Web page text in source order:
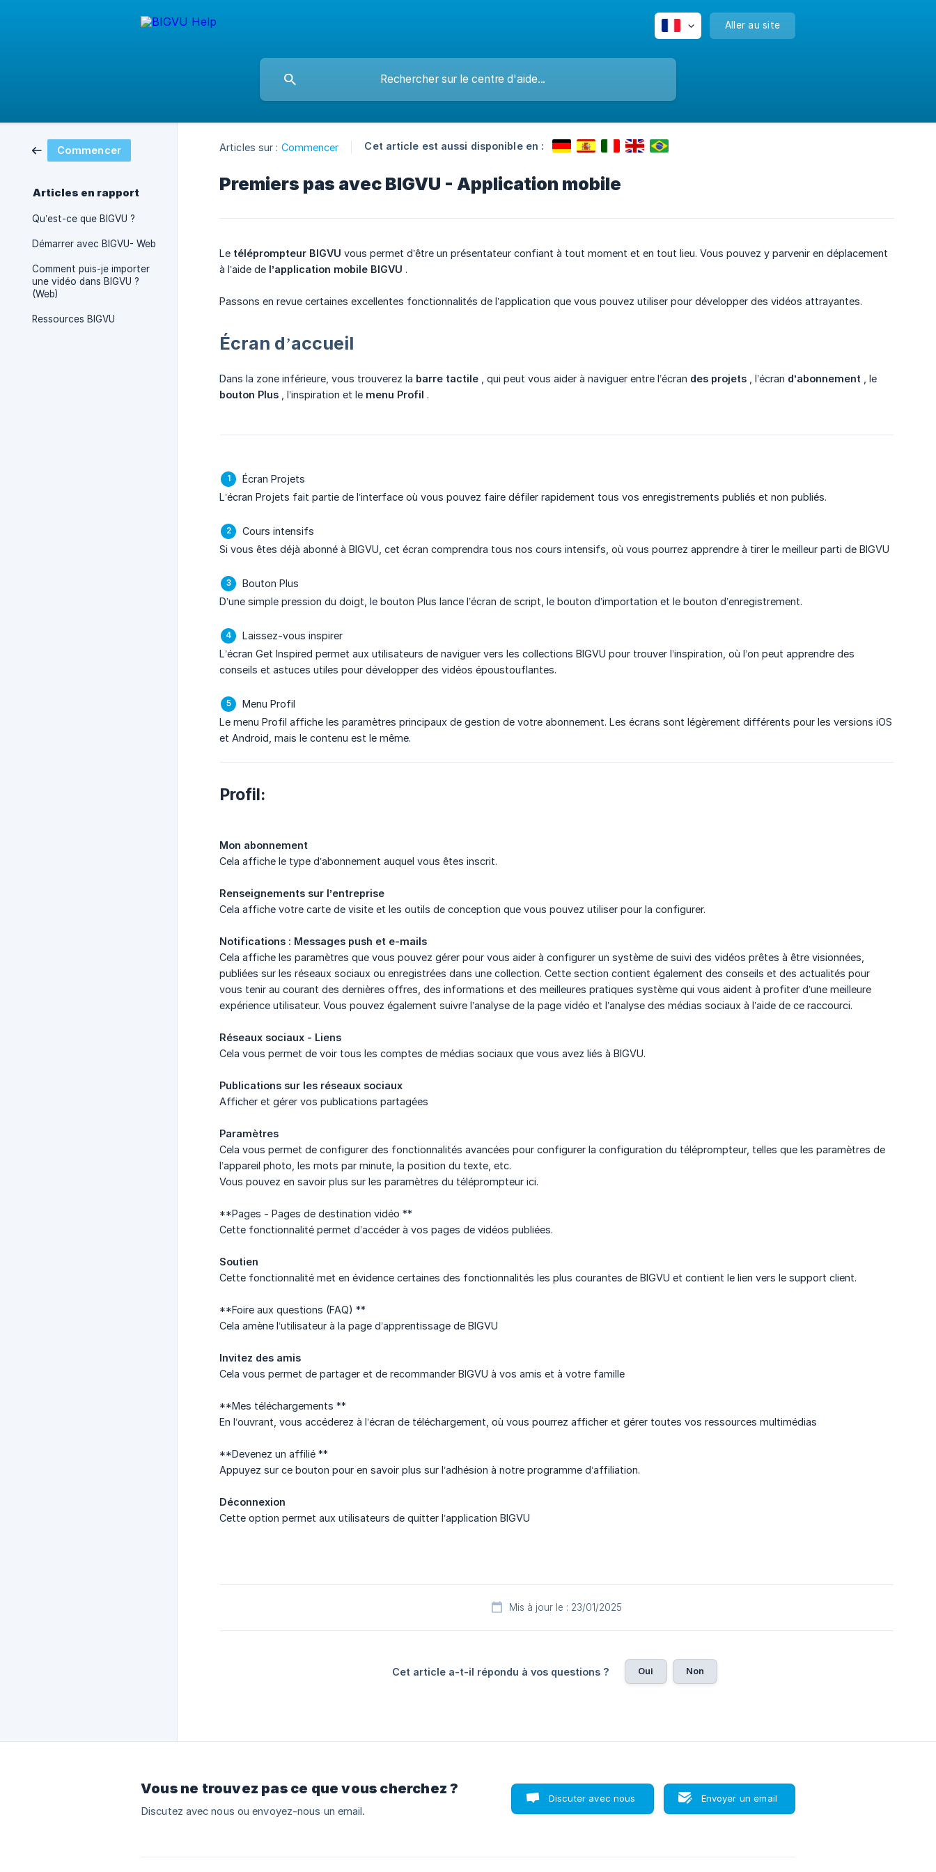
Aller au site
Commencer
Articles en rapport
Qu’est-ce que BIGVU ?
Démarrer avec BIGVU- Web
Comment puis-je importer
une vidéo dans BIGVU ?
(Web)
Ressources BIGVU
Articles sur : Commencer Cet article est aussi disponible en :
Premiers pas avec BIGVU - Application mobile
Le téléprompteur BIGVU vous permet d’être un présentateur confiant à tout moment et en tout lieu. Vous pouvez y parvenir en déplacement
à l’aide de l’application mobile BIGVU .
Passons en revue certaines excellentes fonctionnalités de l’application que vous pouvez utiliser pour développer des vidéos attrayantes.
Écran d’accueil
Dans la zone inférieure, vous trouverez la barre tactile , qui peut vous aider à naviguer entre l’écran des projets , l’écran d’abonnement , le
bouton Plus , l’inspiration et le menu Profil .
Écran Projets
L’écran Projets fait partie de l’interface où vous pouvez faire défiler rapidement tous vos enregistrements publiés et non publiés.
Cours intensifs
Si vous êtes déjà abonné à BIGVU, cet écran comprendra tous nos cours intensifs, où vous pourrez apprendre à tirer le meilleur parti de BIGVU
Bouton Plus
D’une simple pression du doigt, le bouton Plus lance l’écran de script, le bouton d’importation et le bouton d’enregistrement.
Laissez-vous inspirer
L’écran Get Inspired permet aux utilisateurs de naviguer vers les collections BIGVU pour trouver l’inspiration, où l’on peut apprendre des
conseils et astuces utiles pour développer des vidéos époustouflantes.
Menu Profil
Le menu Profil affiche les paramètres principaux de gestion de votre abonnement. Les écrans sont légèrement différents pour les versions iOS
et Android, mais le contenu est le même.
Profil:
Mon abonnement
Cela affiche le type d’abonnement auquel vous êtes inscrit.
Renseignements sur l’entreprise
Cela affiche votre carte de visite et les outils de conception que vous pouvez utiliser pour la configurer.
Notifications : Messages push et e-mails
Cela affiche les paramètres que vous pouvez gérer pour vous aider à configurer un système de suivi des vidéos prêtes à être visionnées,
publiées sur les réseaux sociaux ou enregistrées dans une collection. Cette section contient également des conseils et des actualités pour
vous tenir au courant des dernières offres, des informations et des meilleures pratiques système qui vous aident à profiter d’une meilleure
expérience utilisateur. Vous pouvez également suivre l’analyse de la page vidéo et l’analyse des médias sociaux à l’aide de ce raccourci.
Réseaux sociaux - Liens
Cela vous permet de voir tous les comptes de médias sociaux que vous avez liés à BIGVU.
Publications sur les réseaux sociaux
Afficher et gérer vos publications partagées
Paramètres
Cela vous permet de configurer des fonctionnalités avancées pour configurer la configuration du téléprompteur, telles que les paramètres de
l’appareil photo, les mots par minute, la position du texte, etc.
Vous pouvez en savoir plus sur les paramètres du téléprompteur ici.
**Pages - Pages de destination vidéo **
Cette fonctionnalité permet d’accéder à vos pages de vidéos publiées.
Soutien
Cette fonctionnalité met en évidence certaines des fonctionnalités les plus courantes de BIGVU et contient le lien vers le support client.
**Foire aux questions (FAQ) **
Cela amène l’utilisateur à la page d’apprentissage de BIGVU
Invitez des amis
Cela vous permet de partager et de recommander BIGVU à vos amis et à votre famille
**Mes téléchargements **
En l’ouvrant, vous accéderez à l’écran de téléchargement, où vous pourrez afficher et gérer toutes vos ressources multimédias
**Devenez un affilié **
Appuyez sur ce bouton pour en savoir plus sur l’adhésion à notre programme d’affiliation.
Déconnexion
Cette option permet aux utilisateurs de quitter l’application BIGVU
Mis à jour le : 23/01/2025
Cet article a-t-il répondu à vos questions ? Oui Non
Vous ne trouvez pas ce que vous cherchez ?
Discutez avec nous ou envoyez-nous un email.
Discuter avec nous Envoyer un email